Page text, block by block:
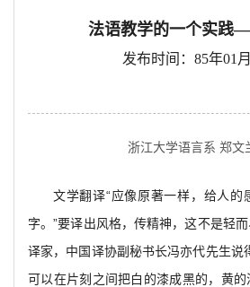
法语教学的一个实践
发布时间：85年01
浙江大学语言系 郑文
文学翻译“应像原著一样，给人的
字。”要译出风格，传精神，这不是轻
译家，中国译协副秘书长冯亦代先生说
可以在片刻之间把白的漆成黑的，黄